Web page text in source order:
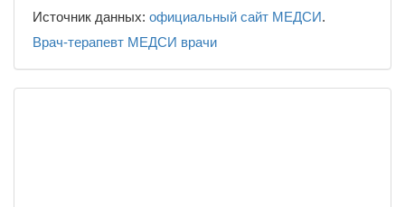
Источник данных: официальный сайт МЕДСИ.
Врач-терапевт МЕДСИ врачи